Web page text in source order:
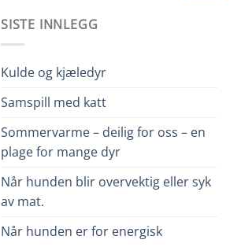
SISTE INNLEGG
Kulde og kjæledyr
Samspill med katt
Sommervarme – deilig for oss – en
plage for mange dyr
Når hunden blir overvektig eller syk
av mat.
Når hunden er for energisk